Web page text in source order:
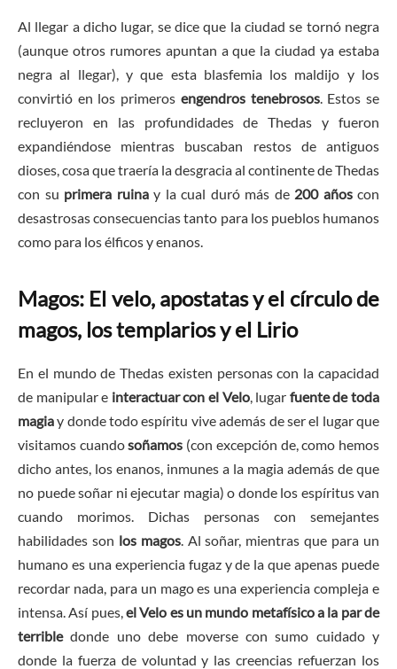
Al llegar a dicho lugar, se dice que la ciudad se tornó negra
(aunque otros rumores apuntan a que la ciudad ya estaba
negra al llegar), y que esta blasfemia los maldijo y los
convirtió en los primeros engendros tenebrosos. Estos se
recluyeron en las profundidades de Thedas y fueron
expandiéndose mientras buscaban restos de antiguos
dioses, cosa que traería la desgracia al continente de Thedas
con su primera ruinay la cual duró más de 200 años con
desastrosas consecuencias tanto para los pueblos humanos
como para los élficos y enanos.
Magos: El velo, apostatas y el círculo de
magos, los templarios y el Lirio
En el mundo de Thedas existen personas con la capacidad
de manipular e interactuar con el Velo, lugar fuente de toda
magiay donde todo espíritu vive además de ser el lugar que
visitamos cuandosoñamos (con excepción de, como hemos
dicho antes, los enanos, inmunes a la magia además de que
no puede soñar ni ejecutar magia) o donde los espíritus van
cuando morimos. Dichas personas con semejantes
habilidades son los magos. Al soñar, mientras que para un
humano es una experiencia fugaz y de la que apenas puede
recordar nada, para un mago es una experiencia compleja e
intensa. Así pues, el Velo es un mundo metafísico a la par de
terribledonde uno debe moverse con sumo cuidado y
donde la fuerza de voluntad y las creencias refuerzan los